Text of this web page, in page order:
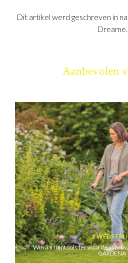
Dit artikel werd geschreven in
Dreame.
Aanbevolen
Win 3 x tuintools ter waarde van
GARDENA